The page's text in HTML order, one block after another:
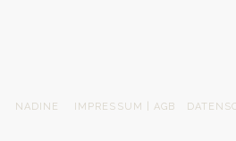
NADINE IMPRESSUM | AGB